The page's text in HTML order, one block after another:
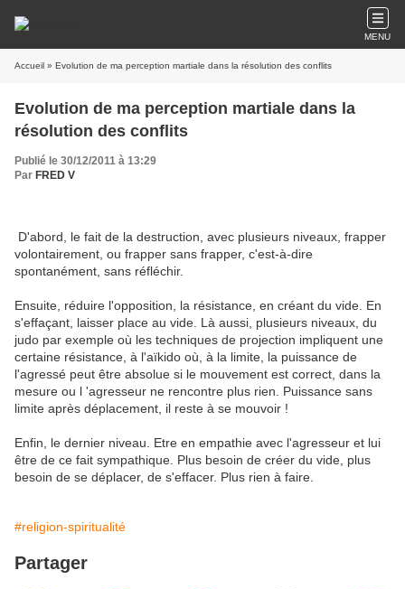
MENU
Accueil » Evolution de ma perception martiale dans la résolution des conflits
Evolution de ma perception martiale dans la
résolution des conflits
Publié le 30/12/2011 à 13:29
Par FRED V
D'abord, le fait de la destruction, avec plusieurs niveaux, frapper
volontairement, ou frapper sans frapper, c'est-à-dire
spontanément, sans réfléchir.
Ensuite, réduire l'opposition, la résistance, en créant du vide. En
s'effaçant, laisser place au vide. Là aussi, plusieurs niveaux, du
judo par exemple où les techniques de projection impliquent une
certaine résistance, à l'aïkido où, à la limite, la puissance de
l'agressé peut être absolue si le mouvement est correct, dans la
mesure ou l 'agresseur ne rencontre plus rien. Puissance sans
limite après déplacement, il reste à se mouvoir !
Enfin, le dernier niveau. Etre en empathie avec l'agresseur et lui
être de ce fait sympathique. Plus besoin de créer du vide, plus
besoin de se déplacer, de s'effacer. Plus rien à faire.
#religion-spiritualité
Partager